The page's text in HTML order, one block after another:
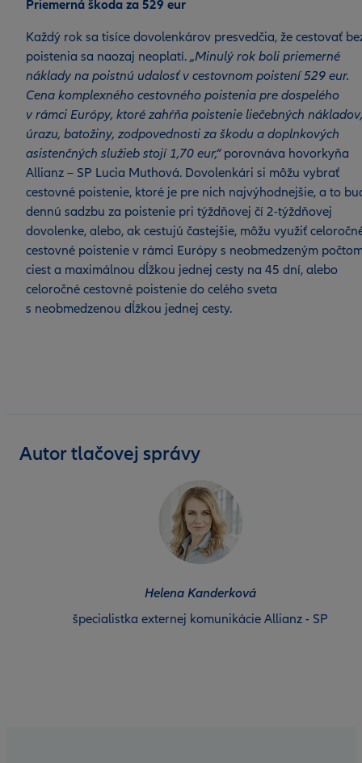
Priemerná škoda za 529 eur
Každý rok sa tisíce dovolenkárov presvedčia, že cestovať
poistenia sa naozaj neoplatí. „Minulý rok boli priemerné
náklady na poistnú udalosť v cestovnom poistení 529 eur.
Cena komplexného cestovného poistenia pre dospelého
v rámci Európy, ktoré zahŕňa poistenie liečebných nákladov,
úrazu, batožiny, zodpovednosti za škodu a doplnkových
asistenčných služieb stojí 1,70 eur,“ porovnáva hovorkyňa
Allianz – SP Lucia Muthová. Dovolenkári si môžu vybrať
cestovné poistenie, ktoré je pre nich najvýhodnejšie, a to
dennú sadzbu za poistenie pri týždňovej čí 2-týždňovej
dovolenke, alebo, ak cestujú častejšie, môžu využiť
cestovné poistenie v rámci Európy s neobmedzeným
ciest a maximálnou dĺžkou jednej cesty na 45 dní, alebo
celoročné cestovné poistenie do celého sveta
s neobmedzenou dĺžkou jednej cesty.
Autor tlačovej správy
Helena Kanderková
špecialistka externej komunikácie Allianz - SP